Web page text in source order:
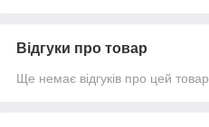
Відгуки про товар
Ще немає відгуків про цей товар